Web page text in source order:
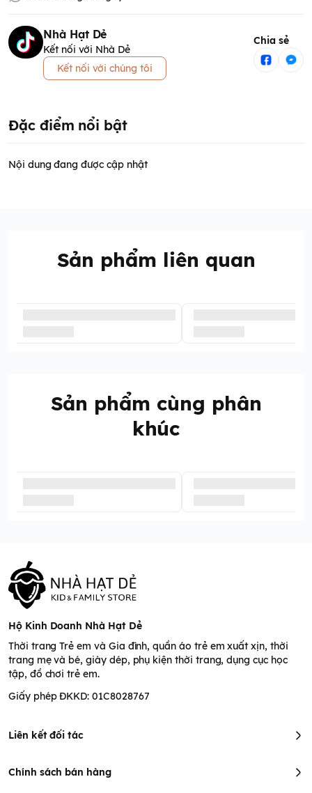
Nhà Hạt Dẻ
Kết nối với Nhà Dẻ
Kết nối với chúng tôi
Chia sẻ
Đặc điểm nổi bật
Nội dung đang được cập nhật
Sản phẩm liên quan
Sản phẩm cùng phân
khúc
Hộ Kinh Doanh Nhà Hạt Dẻ
Thời trang Trẻ em và Gia đình, quần áo trẻ em xuất xịn, thời
trang mẹ và bé, giày dép, phụ kiện thời trang, dụng cục học
tập, đồ chơi trẻ em.
Giấy phép ĐKKD: 01C8028767
Liên kết đối tác
Chính sách bán hàng